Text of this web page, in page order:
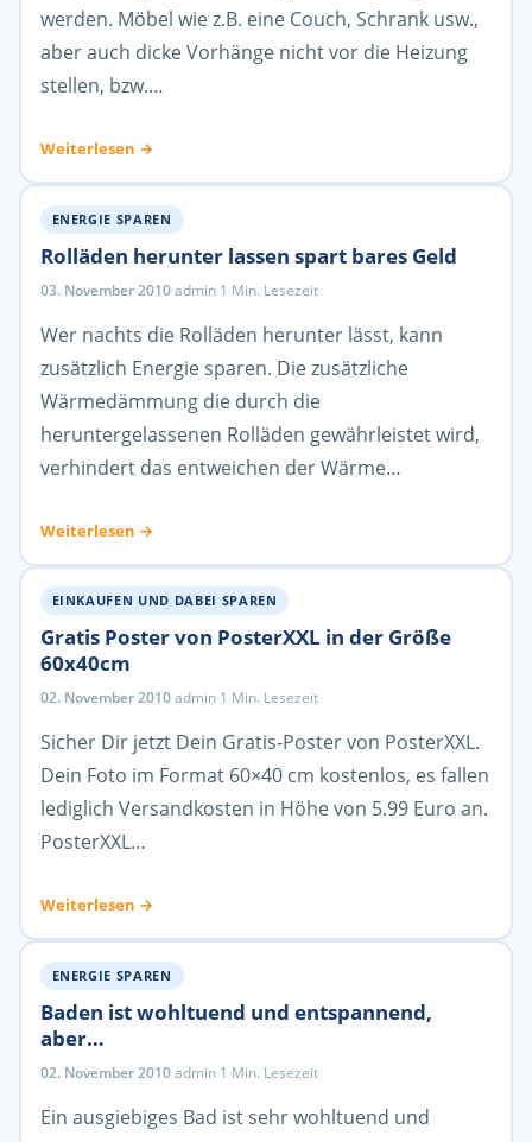
werden. Möbel wie z.B. eine Couch, Schrank usw.,
aber auch dicke Vorhänge nicht vor die Heizung
stellen, bzw.…
Weiterlesen →
ENERGIE SPAREN
Rolläden herunter lassen spart bares Geld
03. November 2010·admin·1 Min. Lesezeit
Wer nachts die Rolläden herunter lässt, kann
zusätzlich Energie sparen. Die zusätzliche
Wärmedämmung die durch die
heruntergelassenen Rolläden gewährleistet wird,
verhindert das entweichen der Wärme…
Weiterlesen →
EINKAUFEN UND DABEI SPAREN
Gratis Poster von PosterXXL in der Größe
60x40cm
02. November 2010·admin·1 Min. Lesezeit
Sicher Dir jetzt Dein Gratis-Poster von PosterXXL.
Dein Foto im Format 60×40 cm kostenlos, es fallen
lediglich Versandkosten in Höhe von 5.99 Euro an.
PosterXXL…
Weiterlesen →
ENERGIE SPAREN
Baden ist wohltuend und entspannend,
aber…
02. November 2010·admin·1 Min. Lesezeit
Ein ausgiebiges Bad ist sehr wohltuend und